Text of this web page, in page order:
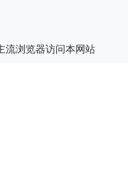
流浏览器访问本网站